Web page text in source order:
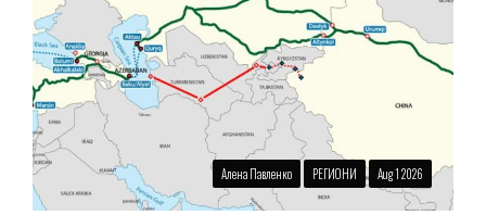
Алена Павленко РЕГИОНИ Aug 1 2026